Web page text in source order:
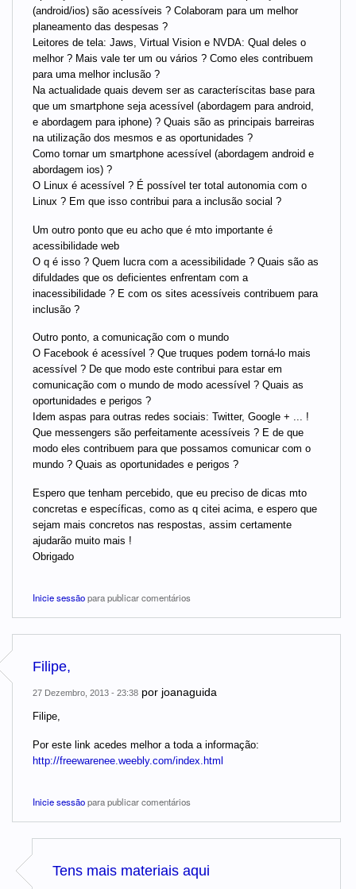
(android/ios) são acessíveis ? Colaboram para um melhor
planeamento das despesas ?
Leitores de tela: Jaws, Virtual Vision e NVDA: Qual deles o
melhor ? Mais vale ter um ou vários ? Como eles contribuem
para uma melhor inclusão ?
Na actualidade quais devem ser as caracteríscitas base para
que um smartphone seja acessível (abordagem para android,
e abordagem para iphone) ? Quais são as principais barreiras
na utilização dos mesmos e as oportunidades ?
Como tornar um smartphone acessível (abordagem android e
abordagem ios) ?
O Linux é acessível ? É possível ter total autonomia com o
Linux ? Em que isso contribui para a inclusão social ?
Um outro ponto que eu acho que é mto importante é
acessibilidade web
O q é isso ? Quem lucra com a acessibilidade ? Quais são as
difuldades que os deficientes enfrentam com a
inacessibilidade ? E com os sites acessíveis contribuem para
inclusão ?
Outro ponto, a comunicação com o mundo
O Facebook é acessível ? Que truques podem torná-lo mais
acessível ? De que modo este contribui para estar em
comunicação com o mundo de modo acessível ? Quais as
oportunidades e perigos ?
Idem aspas para outras redes sociais: Twitter, Google + ... !
Que messengers são perfeitamente acessíveis ? E de que
modo eles contribuem para que possamos comunicar com o
mundo ? Quais as oportunidades e perigos ?
Espero que tenham percebido, que eu preciso de dicas mto
concretas e específicas, como as q citei acima, e espero que
sejam mais concretos nas respostas, assim certamente
ajudarão muito mais !
Obrigado
Inicie sessãopara publicar comentários
Filipe,
27 Dezembro, 2013 - 23:38 por joanaguida
Filipe,
Por este link acedes melhor a toda a informação:
http://freewarenee.weebly.com/index.html
Inicie sessãopara publicar comentários
Tens mais materiais aqui